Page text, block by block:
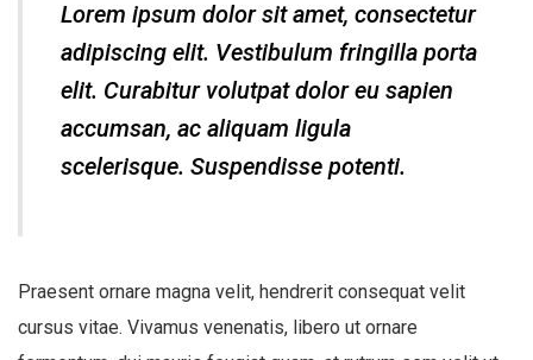
Lorem ipsum dolor sit amet, consectetur
adipiscing elit. Vestibulum fringilla porta
elit. Curabitur volutpat dolor eu sapien
accumsan, ac aliquam ligula
scelerisque. Suspendisse potenti.
Praesent ornare magna velit, hendrerit consequat velit
cursus vitae. Vivamus venenatis, libero ut ornare